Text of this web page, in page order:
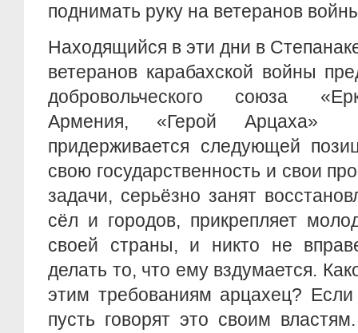
поднимать руку на ветеранов
Находящийся в эти дни в
ветеранов карабахской войны
добровольческого союза
Армения, «Герой Арцаха»
придерживается следующей
свою государственность и свои
задачи, серьёзно занят
сёл и городов, прикрепляет
своей страны, и никто не
делать то, что ему вздумается.
этим требованиям арцахец? Если
пусть говорят это своим